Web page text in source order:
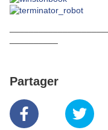
Partager